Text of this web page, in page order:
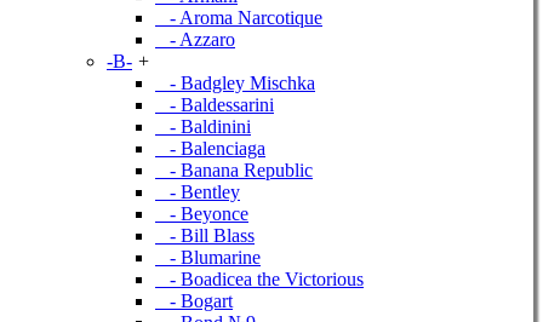
- Aroma Narcotique
- Azzaro
-B- +
- Badgley Mischka
- Baldessarini
- Baldinini
- Balenciaga
- Banana Republic
- Bentley
- Beyonce
- Bill Blass
- Blumarine
- Boadicea the Victorious
- Bogart